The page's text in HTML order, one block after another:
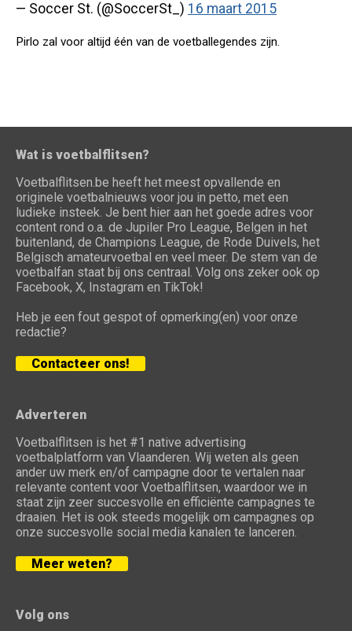
— Soccer St. (@SoccerSt_) 16 maart 2015
Pirlo zal voor altijd één van de voetballegendes zijn.
Wat is voetbalflitsen?
Voetbalflitsen.be heeft het meest opvallende en
originele voetbalnieuws voor jou in petto, met een
ludieke insteek. Je bent hier aan het goede adres voor
content rond o.a. de Jupiler Pro League, Belgen in het
buitenland, de Champions League, de Rode Duivels, het
Belgisch amateurvoetbal en veel meer. De stem van de
voetbalfan staat bij ons centraal. Volg ons zeker ook op
Facebook, X, Instagram en TikTok!
Heb je een fout gespot of opmerking(en) voor onze
redactie?
Contacteer ons!
Adverteren
Voetbalflitsen is het #1 native advertising
voetbalplatform van Vlaanderen. Wij weten als geen
ander uw merk en/of campagne door te vertalen naar
relevante content voor Voetbalflitsen, waardoor we in
staat zijn zeer succesvolle en efficiënte campagnes te
draaien. Het is ook steeds mogelijk om campagnes op
onze succesvolle social media kanalen te lanceren.
Meer weten?
Volg ons